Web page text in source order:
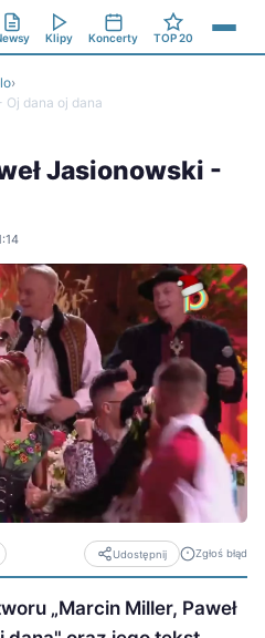
Klipy Koncerty TOP 20
›
Oj dana oj dana
Jasionowski -
Udostępnij Zgłoś błąd
„Marcin Miller, Paweł